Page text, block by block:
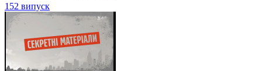
152 випуск